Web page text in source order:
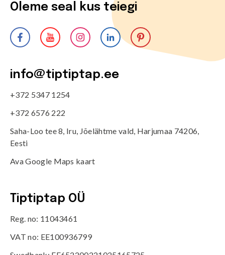
Oleme seal kus teiegi
info@tiptiptap.ee
+372 5347 1254
+372 6576 222
Saha-Loo tee 8, Iru, Jõelähtme vald, Harjumaa 74206,
Eesti
Ava Google Maps kaart
Tiptiptap OÜ
Reg. no: 11043461
VAT no: EE100936799